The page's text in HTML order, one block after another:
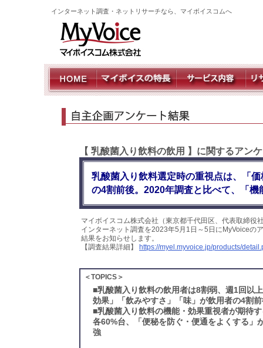
インターネット調査・ネットリサーチなら、マイボイスコムへ
【 乳酸菌入り飲料の飲用 】に関するアン
乳酸菌入り飲料選定時の重視点は、「
の4割前後。2020年調査と比べて、「機
マイボイスコム株式会社（東京都千代田区、代表取締
インターネット調査を2023年5月1日～5日にMyVoiceの
結果をお知らせします。
【調査結果詳細】
https://myel.myvoice.jp/products/
＜TOPICS＞
■乳酸菌入り飲料の飲用者は8割弱、週1回以
効果」「飲みやすさ」「味」が飲用者の4割
■乳酸菌入り飲料の機能・効果重視者が期待
各60%台、「便秘を防ぐ・便通をよくする」
強